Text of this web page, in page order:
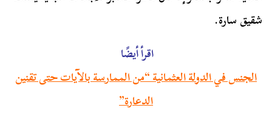
شقيق سارة.
اقرأ أيضًا
الجنس في الدولة العثمانية “من الممارسة بالآيات حتى تقنين
الدعارة”